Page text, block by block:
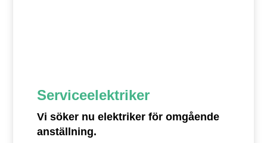
Serviceelektriker
Vi söker nu elektriker för omgående
anställning.